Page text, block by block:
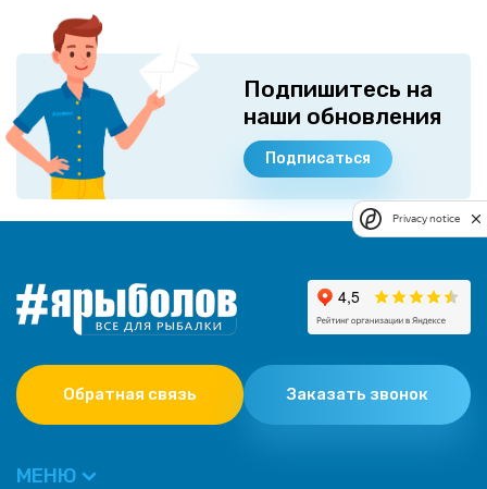
Подпишитесь на
наши обновления
Подписаться
Обратная связь Заказать звонок
МЕНЮ
Privacy notice